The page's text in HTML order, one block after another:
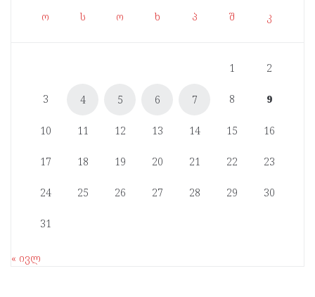
ო ს ო ხ პ შ კ
1 2
3 4 5 6 7 8 9
10 11 12 13 14 15 16
17 18 19 20 21 22 23
24 25 26 27 28 29 30
31
« ივლ